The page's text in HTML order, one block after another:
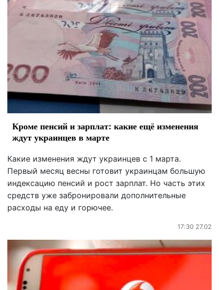
Кроме пенсий и зарплат: какие ещё изменения
ждут украинцев в марте
Какие изменения ждут украинцев с 1 марта.
Первый месяц весны готовит украинцам большую
индексацию пенсий и рост зарплат. Но часть этих
средств уже забронировали дополнительные
расходы на еду и горючее.
17:30 27.02